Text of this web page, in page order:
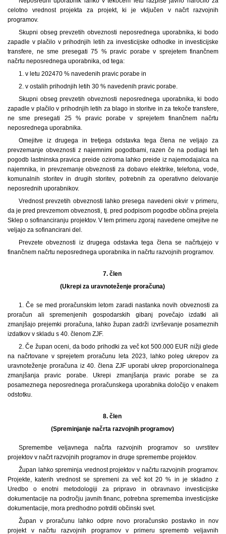
celotno vrednost projekta za projekt, ki je vključen v načrt razvojnih
programov.
Skupni obseg prevzetih obveznosti neposrednega uporabnika, ki bodo
zapadle v plačilo v prihodnjih letih za investicijske odhodke in investicijske
transfere, ne sme presegati 75 % pravic porabe v sprejetem finančnem
načrtu neposrednega uporabnika, od tega:
1. v letu 202470 % navedenih pravic porabe in
2. v ostalih prihodnjih letih 30 % navedenih pravic porabe.
Skupni obseg prevzetih obveznosti neposrednega uporabnika, ki bodo
zapadle v plačilo v prihodnjih letih za blago in storitve in za tekoče transfere,
ne sme presegati 25 % pravic porabe v sprejetem finančnem načrtu
neposrednega uporabnika.
Omejitve iz drugega in tretjega odstavka tega člena ne veljajo za
prevzemanje obveznosti z najemnimi pogodbami, razen če na podlagi teh
pogodb lastninska pravica preide oziroma lahko preide iz najemodajalca na
najemnika, in prevzemanje obveznosti za dobavo elektrike, telefona, vode,
komunalnih storitev in drugih storitev, potrebnih za operativno delovanje
neposrednih uporabnikov.
Vrednost prevzetih obveznosti lahko presega navedeni okvir v primeru,
da je pred prevzemom obveznosti, tj. pred podpisom pogodbe občina prejela
Sklep o sofinanciranju projektov. V tem primeru zgoraj navedene omejitve ne
veljajo za sofinancirani del.
Prevzete obveznosti iz drugega odstavka tega člena se načrtujejo v
finančnem načrtu neposrednega uporabnika in načrtu razvojnih programov.
7. člen
(Ukrepi za uravnoteženje proračuna)
1. Če se med proračunskim letom zaradi nastanka novih obveznosti za
proračun ali spremenjenih gospodarskih gibanj povečajo izdatki ali
zmanjšajo prejemki proračuna, lahko župan zadrži izvrševanje posameznih
izdatkov v skladu s 40. členom ZJF.
2. Če župan oceni, da bodo prihodki za več kot 500.000 EUR nižji glede
na načrtovane v sprejetem proračunu leta 2023, lahko poleg ukrepov za
uravnoteženje proračuna iz 40. člena ZJF uporabi ukrep proporcionalnega
zmanjšanja pravic porabe. Ukrepi zmanjšanja pravic porabe se za
posameznega neposrednega proračunskega uporabnika določijo v enakem
odstotku.
8. člen
(Spreminjanje načrta razvojnih programov)
Spremembe veljavnega načrta razvojnih programov so uvrstitev
projektov v načrt razvojnih programov in druge spremembe projektov.
Župan lahko spreminja vrednost projektov v načrtu razvojnih programov.
Projekte, katerih vrednost se spremeni za več kot 20 % in je skladno z
Uredbo o enotni metodologiji za pripravo in obravnavo investicijske
dokumentacije na področju javnih financ, potrebna sprememba investicijske
dokumentacije, mora predhodno potrditi občinski svet.
Župan v proračunu lahko odpre novo proračunsko postavko in nov
projekt v načrtu razvojnih programov v primeru sprememb veljavnih